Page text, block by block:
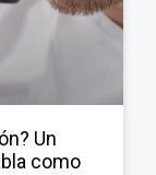
Un
como